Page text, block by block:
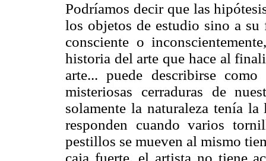
Podríamos decir que las
los objetos de estudio sino a
consciente o
historia del arte que hace al
arte... puede describirse
misteriosas cerraduras de
solamente la naturaleza tenía
responden cuando varios
pestillos se mueven al mismo